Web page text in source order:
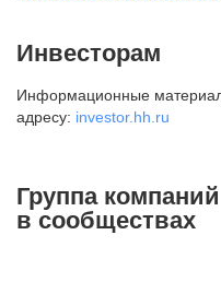
внутригородская территория
Муниципальный округ
2-я Брестская ул., д. 48,
+7 495 980-64-27
Инвесторам
Информационные
адресу: investor.hh.ru
Группа
в сообществах